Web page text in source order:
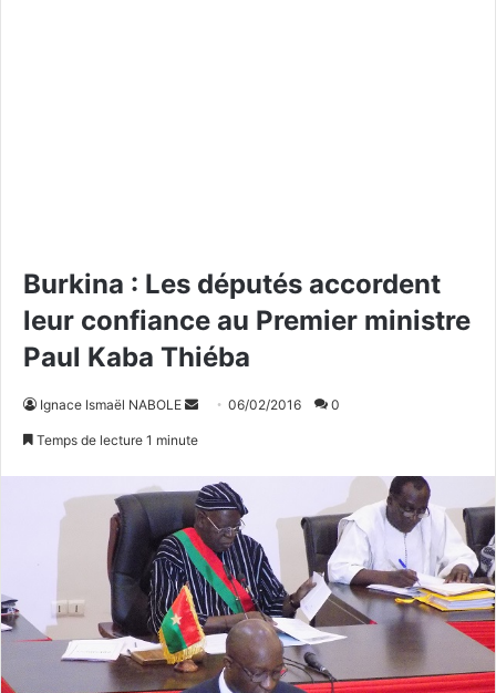
Burkina : Les députés accordent
leur confiance au Premier ministre
Paul Kaba Thiéba
Ignace Ismaël NABOLE
o
y
e
r
u
n
c
o
06/02/2016 0
Temps de lecture 1 minute